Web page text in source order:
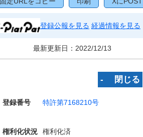
登録公報を見る 経過情報を見る
最新更新日： 2022/12/13
‐ 閉じる
登録番号
特許第7168210号
権利化状況
権利化済